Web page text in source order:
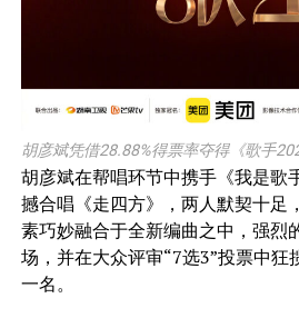
胡彦斌凭借28.88%得票率夺得《歌手
胡彦斌在帮唱环节中携手《我是歌
撼合唱《走四方》，两人默契十足
素巧妙融合于全新编曲之中，强烈
场，并在大众评审“7选3”投票中狂
一名。